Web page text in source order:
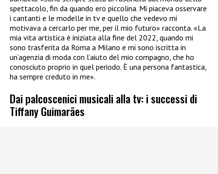
spettacolo, fin da quando ero piccolina. Mi piaceva osservare
i cantanti e le modelle in tv e quello che vedevo mi
motivava a cercarlo per me, per il mio futuro» racconta. «La
mia vita artistica è iniziata alla fine del 2022, quando mi
sono trasferita da Roma a Milano e mi sono iscritta in
un’agenzia di moda con l’aiuto del mio compagno, che ho
conosciuto proprio in quel periodo. È una persona fantastica,
ha sempre creduto in me».
Dai palcoscenici musicali alla tv: i successi di
Tiffany Guimarães